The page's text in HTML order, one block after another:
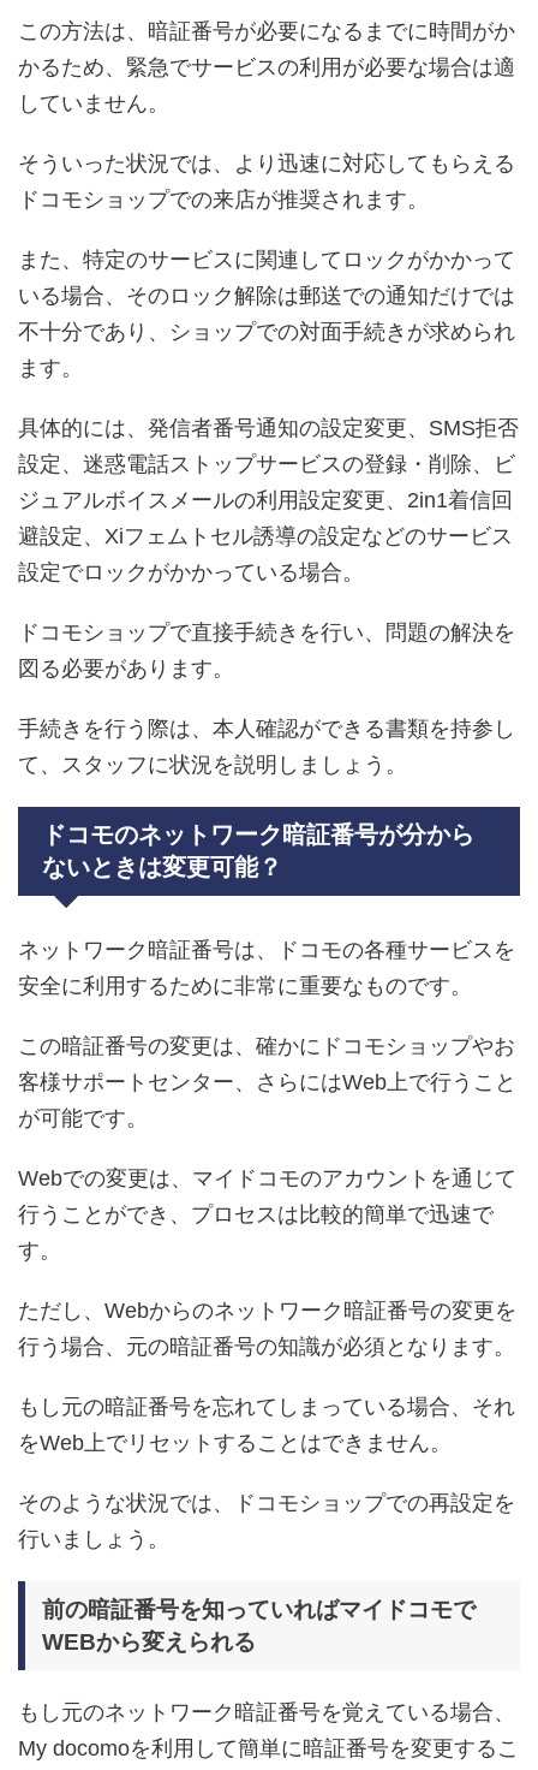
この方法は、暗証番号が必要になるまでに時間がか
かるため、緊急でサービスの利用が必要な場合は適
していません。
そういった状況では、より迅速に対応してもらえる
ドコモショップでの来店が推奨されます。
また、特定のサービスに関連してロックがかかって
いる場合、そのロック解除は郵送での通知だけでは
不十分であり、ショップでの対面手続きが求められ
ます。
具体的には、発信者番号通知の設定変更、SMS拒否
設定、迷惑電話ストップサービスの登録・削除、ビ
ジュアルボイスメールの利用設定変更、2in1着信回
避設定、Xiフェムトセル誘導の設定などのサービス
設定でロックがかかっている場合。
ドコモショップで直接手続きを行い、問題の解決を
図る必要があります。
手続きを行う際は、本人確認ができる書類を持参し
て、スタッフに状況を説明しましょう。
ドコモのネットワーク暗証番号が分から
ないときは変更可能？
ネットワーク暗証番号は、ドコモの各種サービスを
安全に利用するために非常に重要なものです。
この暗証番号の変更は、確かにドコモショップやお
客様サポートセンター、さらにはWeb上で行うこと
が可能です。
Webでの変更は、マイドコモのアカウントを通じて
行うことができ、プロセスは比較的簡単で迅速で
す。
ただし、Webからのネットワーク暗証番号の変更を
行う場合、元の暗証番号の知識が必須となります。
もし元の暗証番号を忘れてしまっている場合、それ
をWeb上でリセットすることはできません。
そのような状況では、ドコモショップでの再設定を
行いましょう。
前の暗証番号を知っていればマイドコモで
WEBから変えられる
もし元のネットワーク暗証番号を覚えている場合、
My docomoを利用して簡単に暗証番号を変更するこ